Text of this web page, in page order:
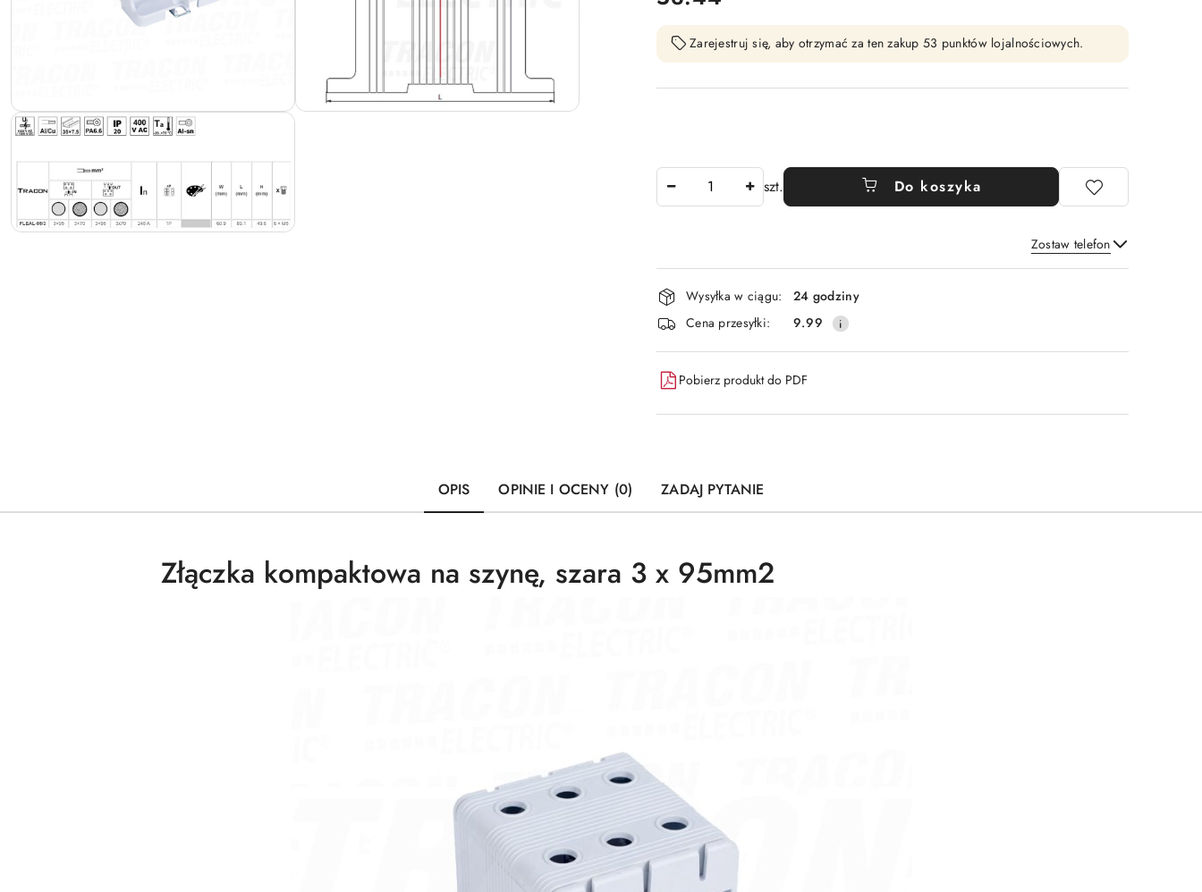
Zarejestruj się, aby otrzymać za ten zakup 53 punktów lojalnościowych.
szt. Do koszyka
Zostaw telefon
Wyślij
Dostępność
i
dostawa
Wysyłka w ciągu:
24 godziny
Cena przesyłki:
9.99
Pobierz produkt do PDF
OPIS OPINIE I OCENY (0) ZADAJ PYTANIE
Złączka kompaktowa na szynę, szara 3 x 95mm2